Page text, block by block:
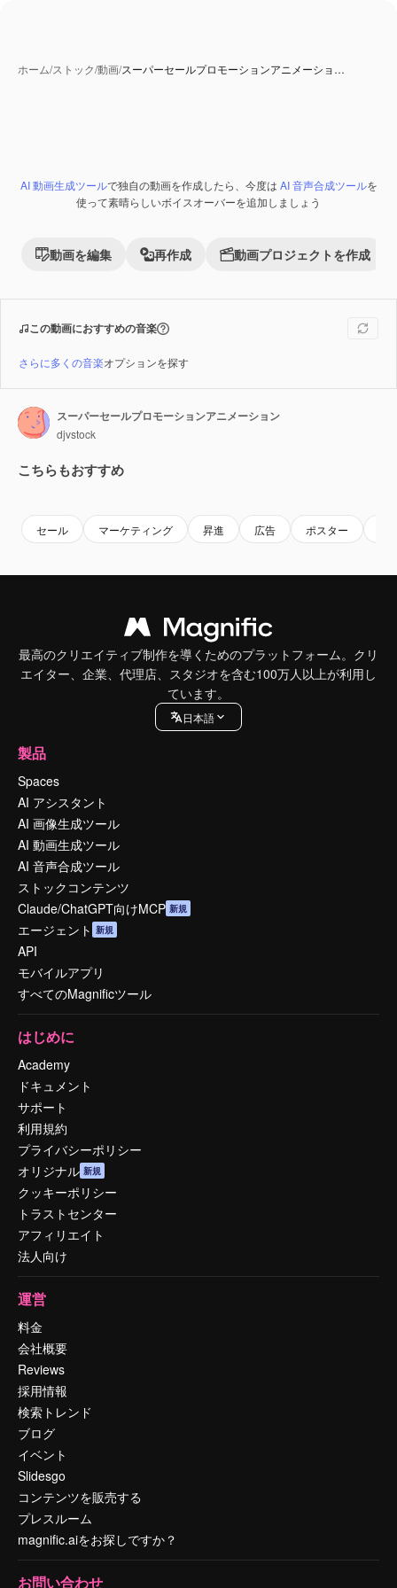
ホーム/ストック/動画/スーパーセールプロモーションアニメーショ…
Premium
AI 動画生成ツールで独自の動画を作成したら、今度は AI 音声合成ツールを
使って素晴らしいボイスオーバーを追加しましょう
動画を編集 再作成 動画プロジェクトを作成
この動画におすすめの音楽
さらに多くの音楽オプションを探す
スーパーセールプロモーションアニメーション
djvstock
こちらもおすすめ
セール マーケティング 昇進 広告 ポスター
最高のクリエイティブ制作を導くためのプラットフォーム。クリ
エイター、企業、代理店、スタジオを含む100万人以上が利用し
ています。
日本語
製品
Spaces
AI アシスタント
AI 画像生成ツール
AI 動画生成ツール
AI 音声合成ツール
ストックコンテンツ
Claude/ChatGPT向けMCP 新規
エージェント 新規
API
モバイルアプリ
すべてのMagnificツール
はじめに
Academy
ドキュメント
サポート
利用規約
プライバシーポリシー
オリジナル 新規
クッキーポリシー
トラストセンター
アフィリエイト
法人向け
運営
料金
会社概要
Reviews
採用情報
検索トレンド
ブログ
イベント
Slidesgo
コンテンツを販売する
プレスルーム
magnific.aiをお探しですか？
お問い合わせ